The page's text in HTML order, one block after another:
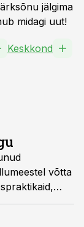
jälgima
midagi uut!
Keskkond
võtta
olulist